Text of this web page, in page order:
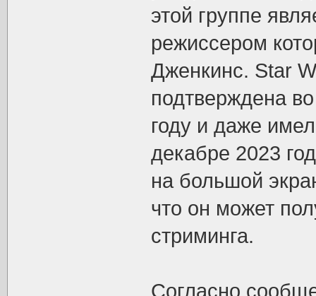
этой группе
режиссером
Дженкинс. Star
подтверждена
году и даже
декабре 2023
на большой
что он может
стриминга.
Согласно